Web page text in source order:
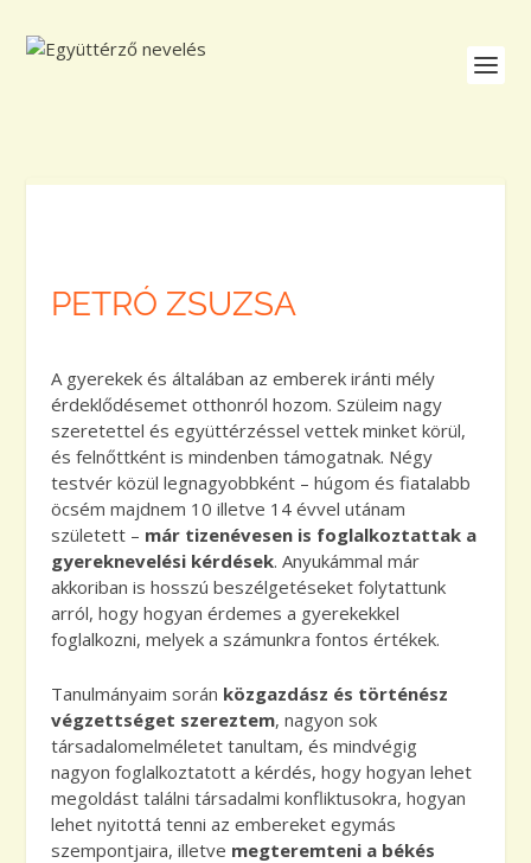
PETRÓ ZSUZSA
A gyerekek és általában az emberek iránti mély
érdeklődésemet otthonról hozom. Szüleim nagy
szeretettel és együttérzéssel vettek minket körül,
és felnőttként is mindenben támogatnak. Négy
testvér közül legnagyobbként – húgom és fiatalabb
öcsém majdnem 10 illetve 14 évvel utánam
született – már tizenévesen is foglalkoztattak a
gyereknevelési kérdések. Anyukámmal már
akkoriban is hosszú beszélgetéseket folytattunk
arról, hogy hogyan érdemes a gyerekekkel
foglalkozni, melyek a számunkra fontos értékek.
Tanulmányaim során közgazdász és történész
végzettséget szereztem, nagyon sok
társadalomelméletet tanultam, és mindvégig
nagyon foglalkoztatott a kérdés, hogy hogyan lehet
megoldást találni társadalmi konfliktusokra, hogyan
lehet nyitottá tenni az embereket egymás
szempontjaira, illetve megteremteni a békés